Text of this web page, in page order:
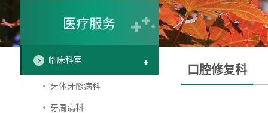
医疗服务
临床科室
牙体牙髓病科
牙周病科
口腔修复科